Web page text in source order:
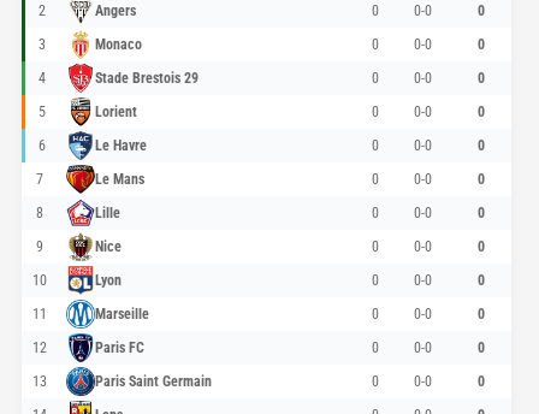
2
Angers 0 0-0
0
3
Monaco 0 0-0
0
4
Stade Brestois 29 0 0-0
0
5
Lorient 0 0-0
0
6
Le Havre 0 0-0
0
7
Le Mans 0 0-0
0
8
Lille 0 0-0
0
9
Nice 0 0-0
0
10
Lyon 0 0-0
0
11
Marseille 0 0-0
0
12
Paris FC 0 0-0
0
13
Paris Saint Germain 0 0-0
0